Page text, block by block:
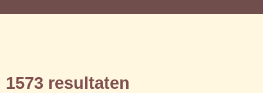
1573 resultaten